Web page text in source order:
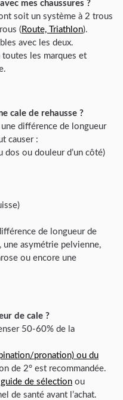
mes chaussures ?
soit un système à 2 trous
( Route, Triathlon).
avec les deux.
toutes les marques et
cale de rehausse ?
différence de longueur
causer :
dos ou douleur d’un côté)
de longueur de
une asymétrie pelvienne,
ou encore une
de cale ?
50-60% de la
pronation) ou du
de 2° est recommandée.
de sélection ou
de santé avant l’achat.